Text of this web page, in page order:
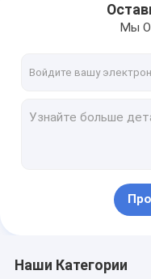
Мы
Наши Категории